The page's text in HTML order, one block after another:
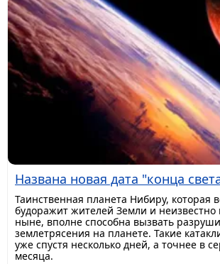
Названа новая дата "конца
Таинственная планета Нибиру, которая
будоражит жителей Земли и неизвестно
ныне, вполне способна вызвать
землетрясения на планете. Такие
уже спустя несколько дней, а точнее в
месяца.